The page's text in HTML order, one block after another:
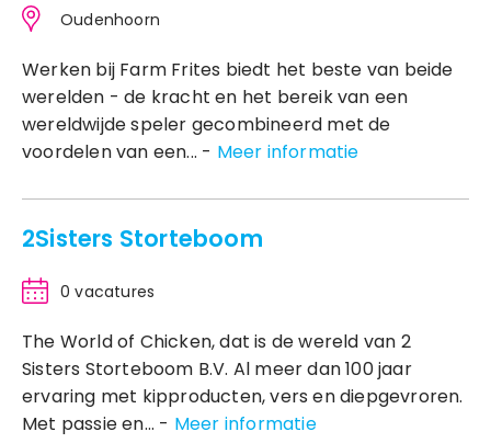
Oudenhoorn
Werken bij Farm Frites biedt het beste van beide
werelden - de kracht en het bereik van een
wereldwijde speler gecombineerd met de
voordelen van een... - Meer informatie
2Sisters Storteboom
0 vacatures
The World of Chicken, dat is de wereld van 2
Sisters Storteboom B.V. Al meer dan 100 jaar
ervaring met kipproducten, vers en diepgevroren.
Met passie en... - Meer informatie